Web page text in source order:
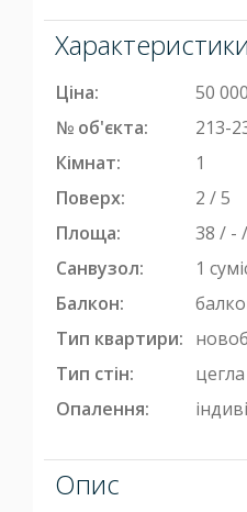
Характеристики
Ціна:
50
№ об'єкта:
213-
Кімнат:
1
Поверх:
2 / 5
Площа:
38 / -
Санвузол:
1
Балкон:
Тип квартири:
Тип стін:
цегла
Опалення:
Опис